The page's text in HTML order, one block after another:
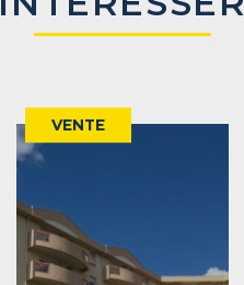
VENTE